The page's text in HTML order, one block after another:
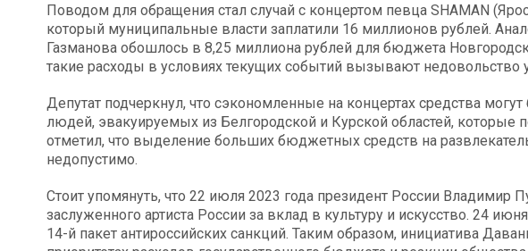
Поводом для обращения стал случай с концертом певца SHAMAN
который муниципальные власти заплатили 16 миллионов рублей.
Газманова обошлось в 8,25 миллиона рублей для бюджета
такие расходы в условиях текущих событий вызывают недовольство
Депутат подчеркнул, что сэкономленные на концертах средства
людей, эвакуируемых из Белгородской и Курской областей, которые
отметил, что выделение больших бюджетных средств на
недопустимо.
Стоит упомянуть, что 22 июля 2023 года президент России Владимир
заслуженного артиста России за вклад в культуру и искусство. 24
14-й пакет антироссийских санкций. Таким образом, инициатива